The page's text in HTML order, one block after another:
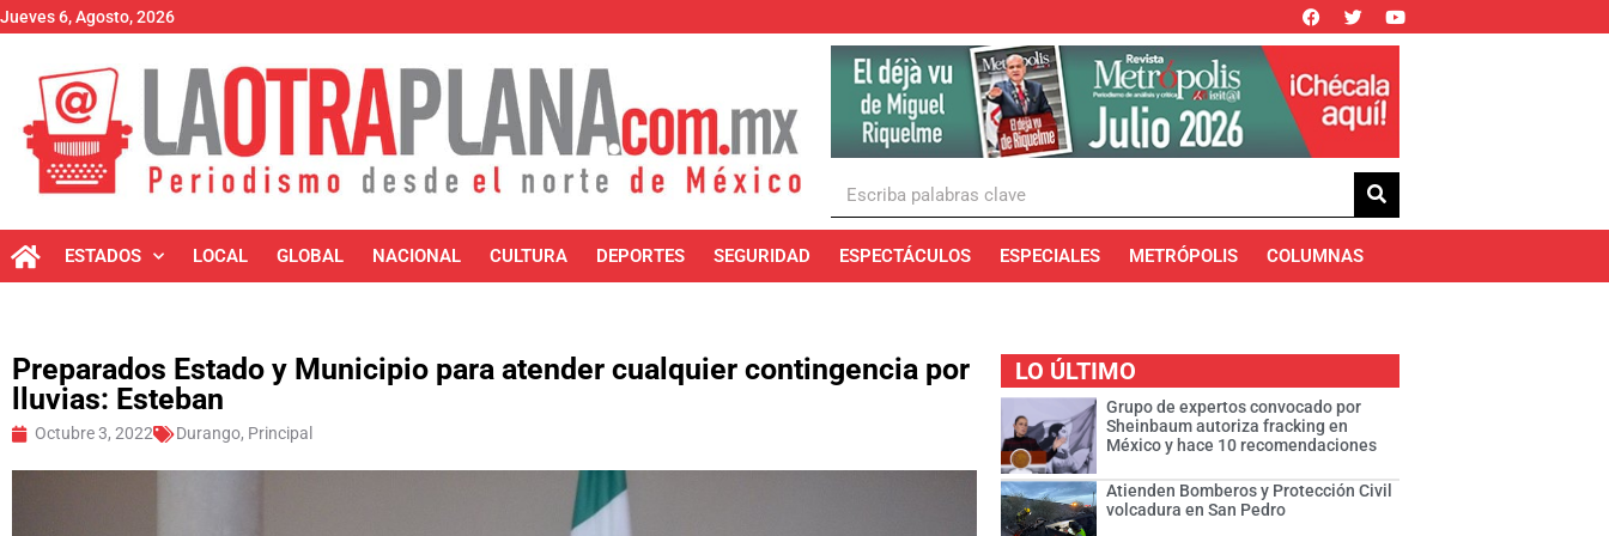
Jueves 6, Agosto, 2026
ESTADOS LOCAL GLOBAL NACIONAL CULTURA DEPORTES SEGURIDAD ESPECTÁCULOS ESPECIALES METRÓPOLIS COLUMNAS
Preparados Estado y Municipio para atender cualquier contingencia por
lluvias: Esteban
Octubre 3, 2022 Durango, Principal
LO ÚLTIMO
Grupo de expertos convocado por
Sheinbaum autoriza fracking en
México y hace 10 recomendaciones
Atienden Bomberos y Protección Civil
volcadura en San Pedro